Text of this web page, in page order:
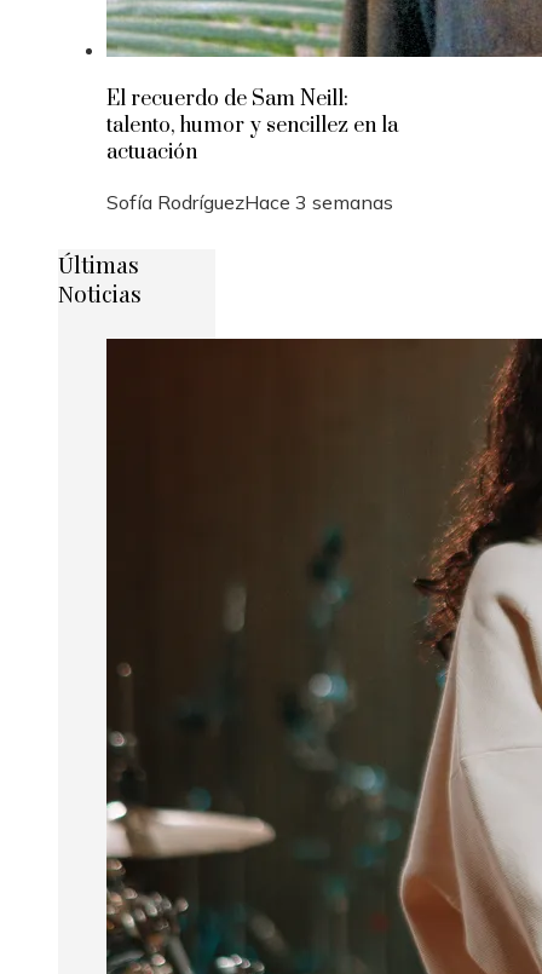
El recuerdo de Sam Neill:
talento, humor y sencillez en la
actuación
Sofía RodríguezHace 3 semanas
Últimas
Noticias